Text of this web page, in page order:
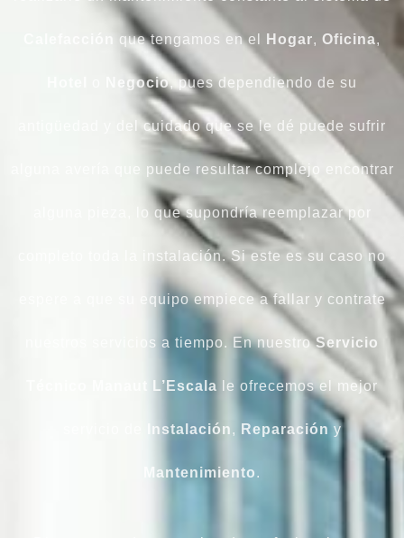
que tengamos en el Hogar, Oficina,
Negocio, pues dependiendo de su
antigüedad y del cuidado que se le dé puede sufrir
alguna avería que puede resultar complejo encontrar
alguna pieza, lo que supondría reemplazar por
completo toda la instalación. Si este es su caso no
espere a que su equipo empiece a fallar y contrate
nuestros servicios a tiempo. En nuestroServicio
Técnico Manaut L’Escala le ofrecemos el mejor
Instalación, Reparación y
Mantenimiento.